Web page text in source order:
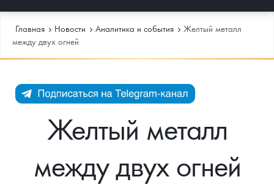
Каталог Монет
Инвестиционные монеты
Иностранные
Памятные монеты России и СССР
Монеты и жетоны ЗМД
Инфо
Как сделать заказ
Клуб ЗМД
Подбор монет
Главная Новости Аналитика и события
Желтый металл
между двух огней
Желтый металл
между двух огней